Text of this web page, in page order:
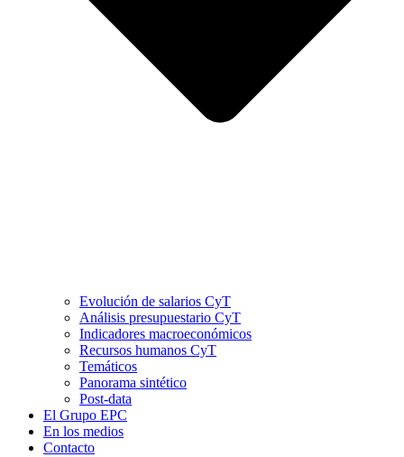
Evolución de salarios CyT
Análisis presupuestario CyT
Indicadores macroeconómicos
Recursos humanos CyT
Temáticos
Panorama sintético
Post-data
El Grupo EPC
En los medios
Contacto